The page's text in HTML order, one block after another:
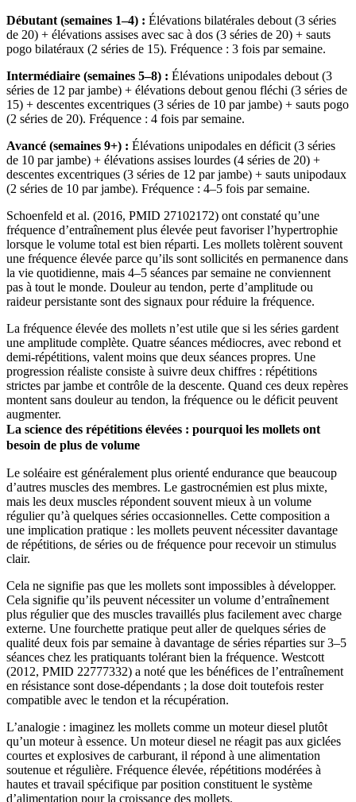
Débutant (semaines 1–4) : Élévations bilatérales debout (3 séries
de 20) + élévations assises avec sac à dos (3 séries de 20) + sauts
pogo bilatéraux (2 séries de 15). Fréquence : 3 fois par semaine.
Intermédiaire (semaines 5–8) : Élévations unipodales debout (3
séries de 12 par jambe) + élévations debout genou fléchi (3 séries de
15) + descentes excentriques (3 séries de 10 par jambe) + sauts pogo
(2 séries de 20). Fréquence : 4 fois par semaine.
Avancé (semaines 9+) : Élévations unipodales en déficit (3 séries
de 10 par jambe) + élévations assises lourdes (4 séries de 20) +
descentes excentriques (3 séries de 12 par jambe) + sauts unipodaux
(2 séries de 10 par jambe). Fréquence : 4–5 fois par semaine.
Schoenfeld et al. (2016, PMID 27102172) ont constaté qu’une
fréquence d’entraînement plus élevée peut favoriser l’hypertrophie
lorsque le volume total est bien réparti. Les mollets tolèrent souvent
une fréquence élevée parce qu’ils sont sollicités en permanence dans
la vie quotidienne, mais 4–5 séances par semaine ne conviennent
pas à tout le monde. Douleur au tendon, perte d’amplitude ou
raideur persistante sont des signaux pour réduire la fréquence.
La fréquence élevée des mollets n’est utile que si les séries gardent
une amplitude complète. Quatre séances médiocres, avec rebond et
demi-répétitions, valent moins que deux séances propres. Une
progression réaliste consiste à suivre deux chiffres : répétitions
strictes par jambe et contrôle de la descente. Quand ces deux repères
montent sans douleur au tendon, la fréquence ou le déficit peuvent
augmenter.
La science des répétitions élevées : pourquoi les mollets ont
besoin de plus de volume
Le soléaire est généralement plus orienté endurance que beaucoup
d’autres muscles des membres. Le gastrocnémien est plus mixte,
mais les deux muscles répondent souvent mieux à un volume
régulier qu’à quelques séries occasionnelles. Cette composition a
une implication pratique : les mollets peuvent nécessiter davantage
de répétitions, de séries ou de fréquence pour recevoir un stimulus
clair.
Cela ne signifie pas que les mollets sont impossibles à développer.
Cela signifie qu’ils peuvent nécessiter un volume d’entraînement
plus régulier que des muscles travaillés plus facilement avec charge
externe. Une fourchette pratique peut aller de quelques séries de
qualité deux fois par semaine à davantage de séries réparties sur 3–5
séances chez les pratiquants tolérant bien la fréquence. Westcott
(2012, PMID 22777332) a noté que les bénéfices de l’entraînement
en résistance sont dose-dépendants ; la dose doit toutefois rester
compatible avec le tendon et la récupération.
L’analogie : imaginez les mollets comme un moteur diesel plutôt
qu’un moteur à essence. Un moteur diesel ne réagit pas aux giclées
courtes et explosives de carburant, il répond à une alimentation
soutenue et régulière. Fréquence élevée, répétitions modérées à
hautes et travail spécifique par position constituent le système
d’alimentation pour la croissance des mollets.